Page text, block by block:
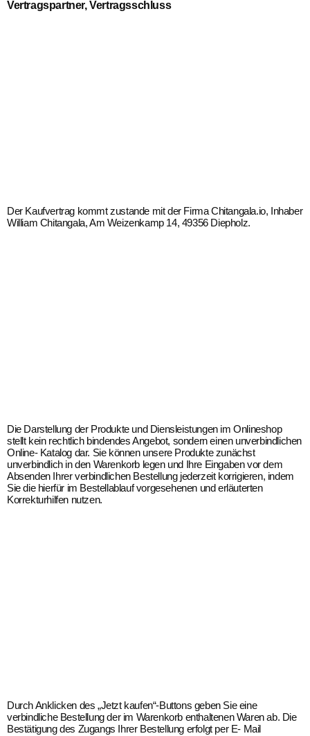
Vertragspartner, Vertragsschluss
Der Kaufvertrag kommt zustande mit der Firma Chitangala.io, Inhaber
William Chitangala, Am Weizenkamp 14, 49356 Diepholz.
Die Darstellung der Produkte und Diensleistungen im Onlineshop
stellt kein rechtlich bindendes Angebot, sondern einen unverbindlichen
Online- Katalog dar. Sie können unsere Produkte zunächst
unverbindlich in den Warenkorb legen und Ihre Eingaben vor dem
Absenden Ihrer verbindlichen Bestellung jederzeit korrigieren, indem
Sie die hierfür im Bestellablauf vorgesehenen und erläuterten
Korrekturhilfen nutzen.
Durch Anklicken des „Jetzt kaufen“-Buttons geben Sie eine
verbindliche Bestellung der im Warenkorb enthaltenen Waren ab. Die
Bestätigung des Zugangs Ihrer Bestellung erfolgt per E- Mail